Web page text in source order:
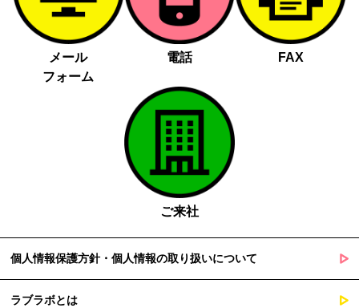
メール
フォーム
電話 FAX
ご来社
個人情報保護方針・個人情報の取り扱いについて
ラブラボとは